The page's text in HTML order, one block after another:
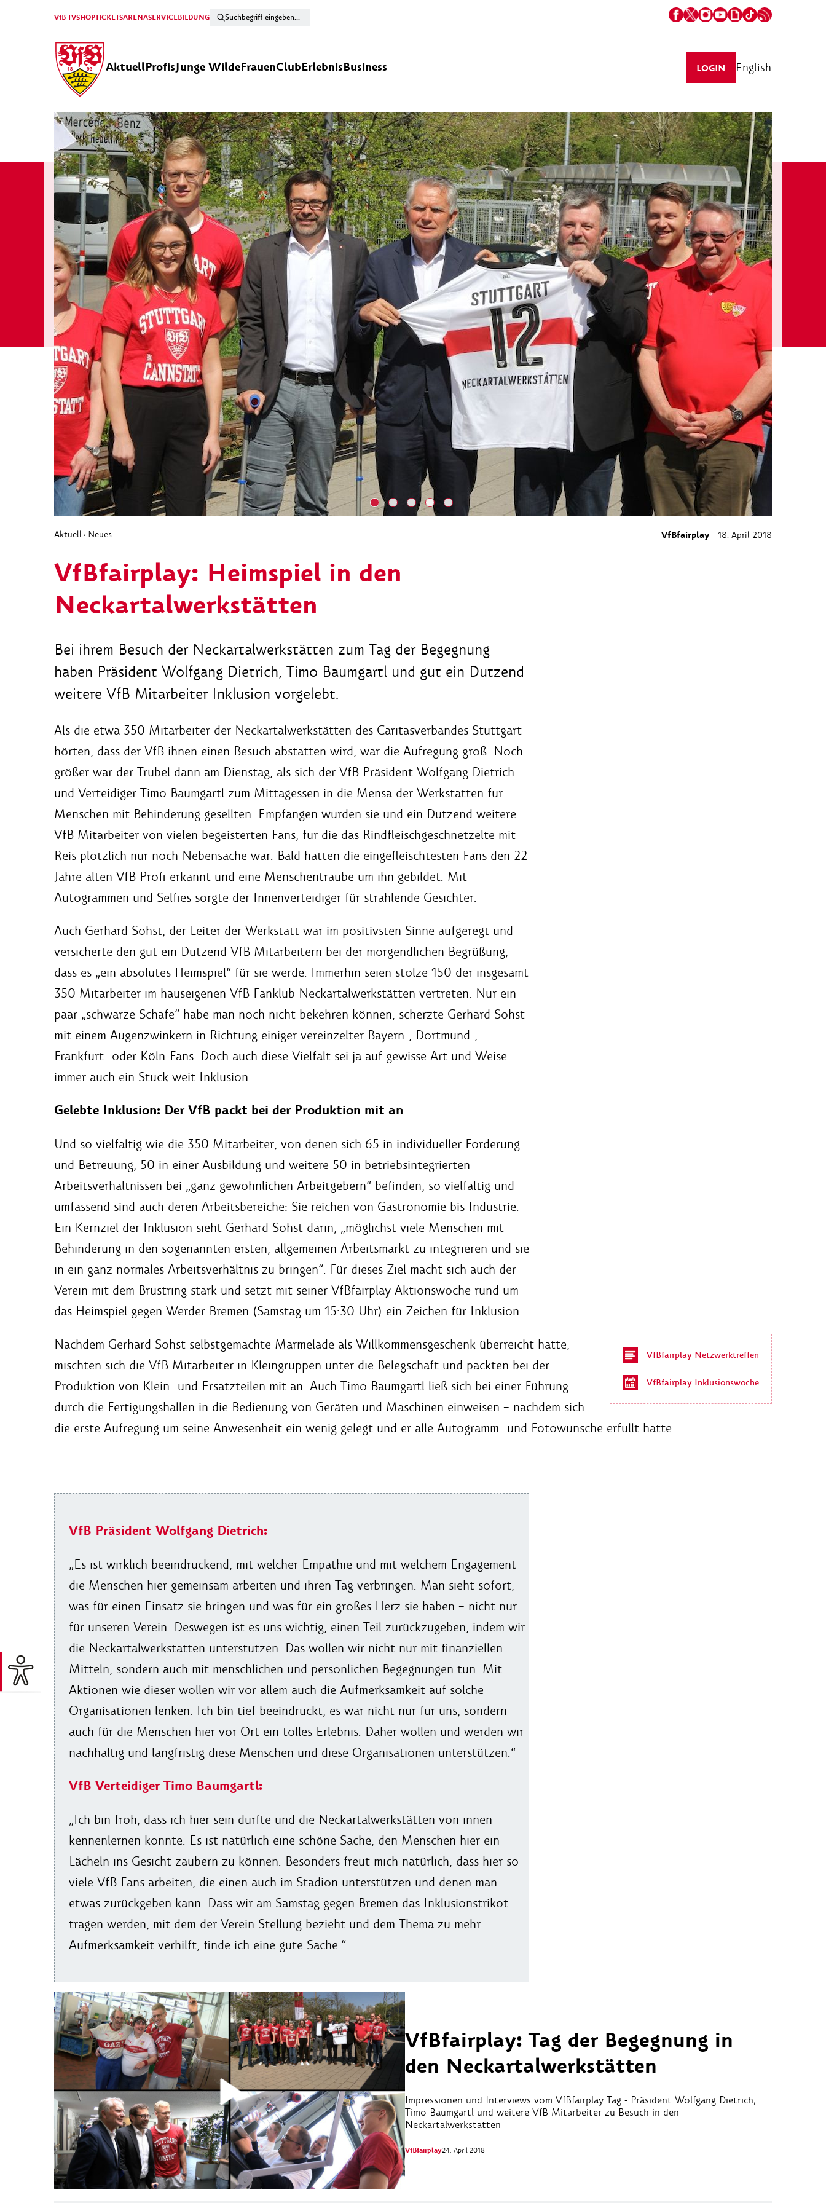
VfB TVSHOPTICKETSARENASERVICEBILDUNG
AktuellProfisJunge WildeFrauenClubErlebnisBusiness LOGIN English
Aktuell › Neues VfBfairplay 18. April 2018
VfBfairplay: Heimspiel in den
Neckartalwerkstätten
Bei ihrem Besuch der Neckartalwerkstätten zum Tag der Begegnung
haben Präsident Wolfgang Dietrich, Timo Baumgartl und gut ein Dutzend
weitere VfB Mitarbeiter Inklusion vorgelebt.
Als die etwa 350 Mitarbeiter der Neckartalwerkstätten des Caritasverbandes Stuttgart
hörten, dass der VfB ihnen einen Besuch abstatten wird, war die Aufregung groß. Noch
größer war der Trubel dann am Dienstag, als sich der VfB Präsident Wolfgang Dietrich
und Verteidiger Timo Baumgartl zum Mittagessen in die Mensa der Werkstätten für
Menschen mit Behinderung gesellten. Empfangen wurden sie und ein Dutzend weitere
VfB Mitarbeiter von vielen begeisterten Fans, für die das Rindfleischgeschnetzelte mit
Reis plötzlich nur noch Nebensache war. Bald hatten die eingefleischtesten Fans den 22
Jahre alten VfB Profi erkannt und eine Menschentraube um ihn gebildet. Mit
Autogrammen und Selfies sorgte der Innenverteidiger für strahlende Gesichter.
Auch Gerhard Sohst, der Leiter der Werkstatt war im positivsten Sinne aufgeregt und
versicherte den gut ein Dutzend VfB Mitarbeitern bei der morgendlichen Begrüßung,
dass es „ein absolutes Heimspiel“ für sie werde. Immerhin seien stolze 150 der insgesamt
350 Mitarbeiter im hauseigenen VfB Fanklub Neckartalwerkstätten vertreten. Nur ein
paar „schwarze Schafe“ habe man noch nicht bekehren können, scherzte Gerhard Sohst
mit einem Augenzwinkern in Richtung einiger vereinzelter Bayern-, Dortmund-,
Frankfurt- oder Köln-Fans. Doch auch diese Vielfalt sei ja auf gewisse Art und Weise
immer auch ein Stück weit Inklusion.
Gelebte Inklusion: Der VfB packt bei der Produktion mit an
Und so vielfältig wie die 350 Mitarbeiter, von denen sich 65 in individueller Förderung
und Betreuung, 50 in einer Ausbildung und weitere 50 in betriebsintegrierten
Arbeitsverhältnissen bei „ganz gewöhnlichen Arbeitgebern“ befinden, so vielfältig und
umfassend sind auch deren Arbeitsbereiche: Sie reichen von Gastronomie bis Industrie.
Ein Kernziel der Inklusion sieht Gerhard Sohst darin, „möglichst viele Menschen mit
Behinderung in den sogenannten ersten, allgemeinen Arbeitsmarkt zu integrieren und sie
in ein ganz normales Arbeitsverhältnis zu bringen“. Für dieses Ziel macht sich auch der
Verein mit dem Brustring stark und setzt mit seiner VfBfairplay Aktionswoche rund um
das Heimspiel gegen Werder Bremen (Samstag um 15:30 Uhr) ein Zeichen für Inklusion.
VfBfairplay Netzwerktreffen
VfBfairplay Inklusionswoche
Nachdem Gerhard Sohst selbstgemachte Marmelade als Willkommensgeschenk überreicht hatte,
mischten sich die VfB Mitarbeiter in Kleingruppen unter die Belegschaft und packten bei der
Produktion von Klein- und Ersatzteilen mit an. Auch Timo Baumgartl ließ sich bei einer Führung
durch die Fertigungshallen in die Bedienung von Geräten und Maschinen einweisen – nachdem sich
die erste Aufregung um seine Anwesenheit ein wenig gelegt und er alle Autogramm- und Fotowünsche erfüllt hatte.
VfB Präsident Wolfgang Dietrich:
„Es ist wirklich beeindruckend, mit welcher Empathie und mit welchem Engagement
die Menschen hier gemeinsam arbeiten und ihren Tag verbringen. Man sieht sofort,
was für einen Einsatz sie bringen und was für ein großes Herz sie haben – nicht nur
für unseren Verein. Deswegen ist es uns wichtig, einen Teil zurückzugeben, indem wir
die Neckartalwerkstätten unterstützen. Das wollen wir nicht nur mit finanziellen
Mitteln, sondern auch mit menschlichen und persönlichen Begegnungen tun. Mit
Aktionen wie dieser wollen wir vor allem auch die Aufmerksamkeit auf solche
Organisationen lenken. Ich bin tief beeindruckt, es war nicht nur für uns, sondern
auch für die Menschen hier vor Ort ein tolles Erlebnis. Daher wollen und werden wir
nachhaltig und langfristig diese Menschen und diese Organisationen unterstützen.“
VfB Verteidiger Timo Baumgartl:
„Ich bin froh, dass ich hier sein durfte und die Neckartalwerkstätten von innen
kennenlernen konnte. Es ist natürlich eine schöne Sache, den Menschen hier ein
Lächeln ins Gesicht zaubern zu können. Besonders freut mich natürlich, dass hier so
viele VfB Fans arbeiten, die einen auch im Stadion unterstützen und denen man
etwas zurückgeben kann. Dass wir am Samstag gegen Bremen das Inklusionstrikot
tragen werden, mit dem der Verein Stellung bezieht und dem Thema zu mehr
Aufmerksamkeit verhilft, finde ich eine gute Sache.“
VfBfairplay: Tag der Begegnung in
den Neckartalwerkstätten
Impressionen und Interviews vom VfBfairplay Tag - Präsident Wolfgang Dietrich,
Timo Baumgartl und weitere VfB Mitarbeiter zu Besuch in den
Neckartalwerkstätten
VfBfairplay24. April 2018